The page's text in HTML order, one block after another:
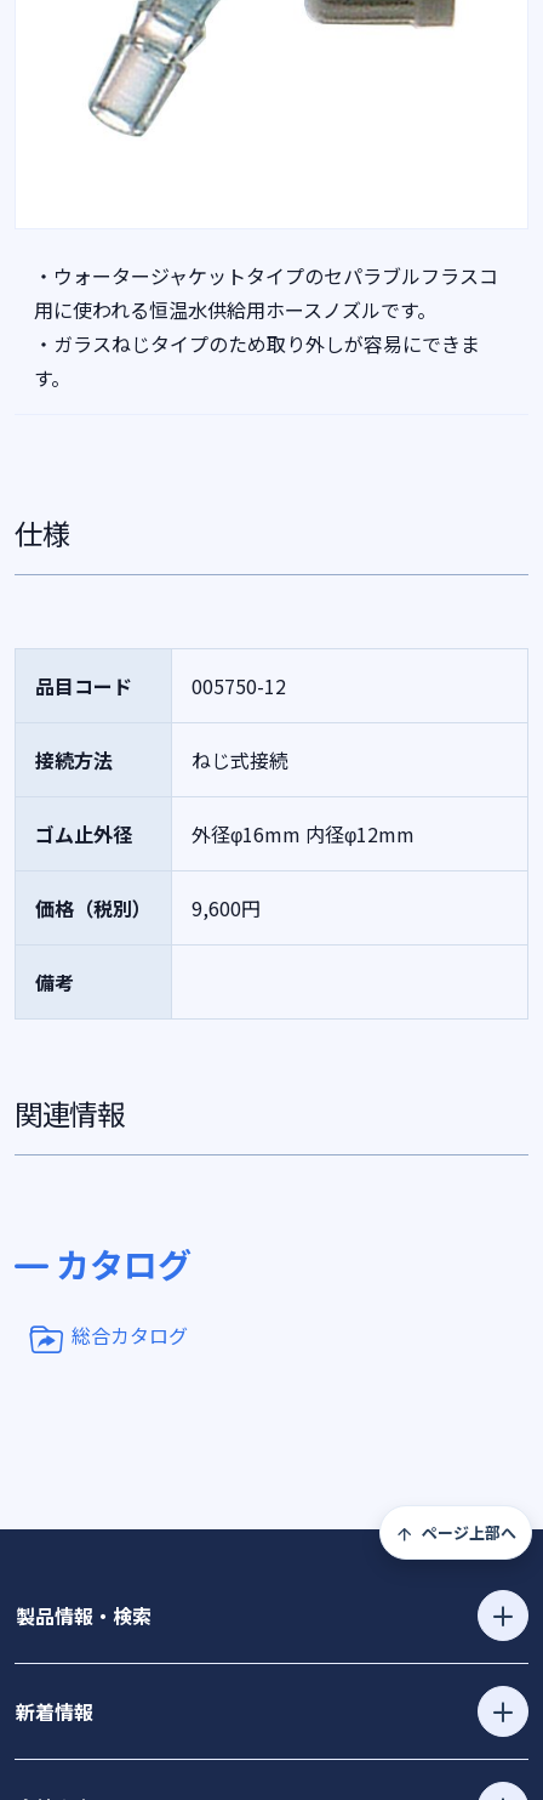
・ウォータージャケットタイプのセパラブルフラスコ
用に使われる恒温水供給用ホースノズルです。
・ガラスねじタイプのため取り外しが容易にできま
す。
仕様
品目コード 005750-12
接続方法 ねじ式接続
ゴム止外径 外径φ16mm 内径φ12mm
価格（税別） 9,600円
備考
関連情報
カタログ
総合カタログ
ページ上部へ
製品情報・検索
新着情報